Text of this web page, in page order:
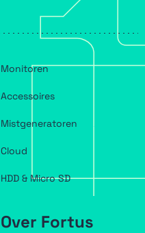
Monitoren
Accessoires
Mistgeneratoren
Cloud
HDD & Micro SD
Over Fortus